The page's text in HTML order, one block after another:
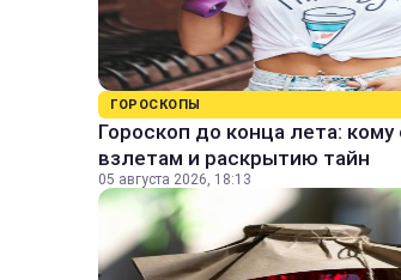
ГОРОСКОПЫ
Гороскоп до конца лета:
взлетам и раскрытию тайн
05 августа 2026, 18:13